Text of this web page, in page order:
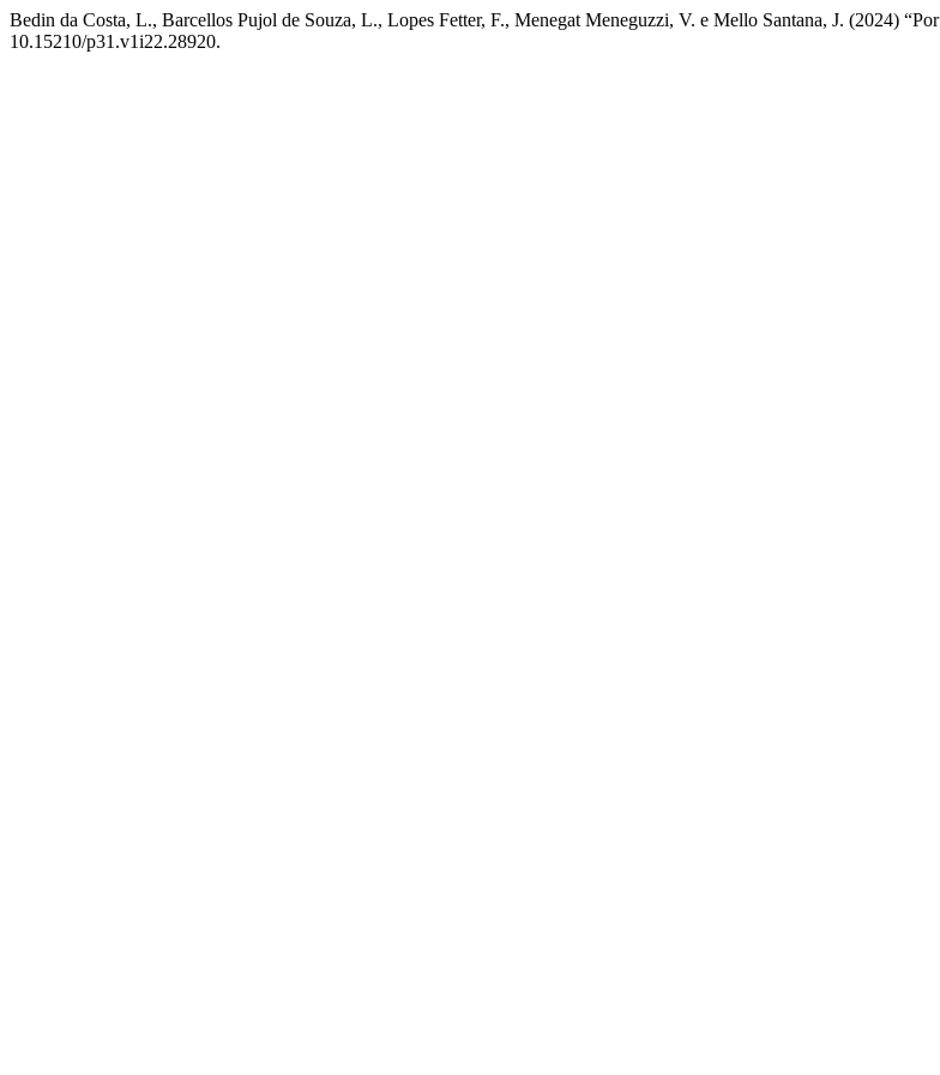
Bedin da Costa, L., Barcellos Pujol de Souza, L., Lopes Fetter, F., Menegat Meneguzzi, V. e Mello Santana, J. (2024)
10.15210/p31.v1i22.28920.